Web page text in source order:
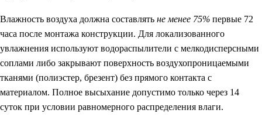
Влажность воздуха должна составлять не менее 75% первые 72
часа после монтажа конструкции. Для локализованного
увлажнения используют водораспылители с мелкодисперсными
соплами либо закрывают поверхность воздухопроницаемыми
тканями (полиэстер, брезент) без прямого контакта с
материалом. Полное высыхание допустимо только через 14
суток при условии равномерного распределения влаги.